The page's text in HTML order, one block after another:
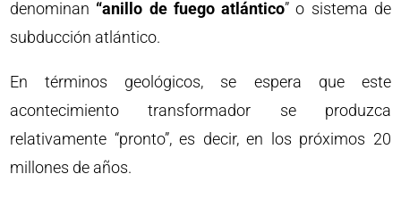
denominan “anillo de fuego atlántico” o sistema de
subducción atlántico.
En términos geológicos, se espera que este
acontecimiento transformador se produzca
relativamente “pronto”, es decir, en los próximos 20
millones de años.